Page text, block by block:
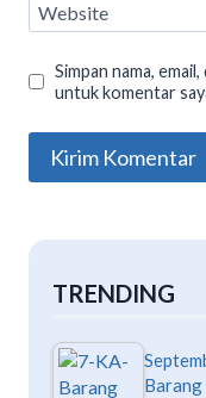
Website
Simpan nama,
untuk komentar
TRENDING